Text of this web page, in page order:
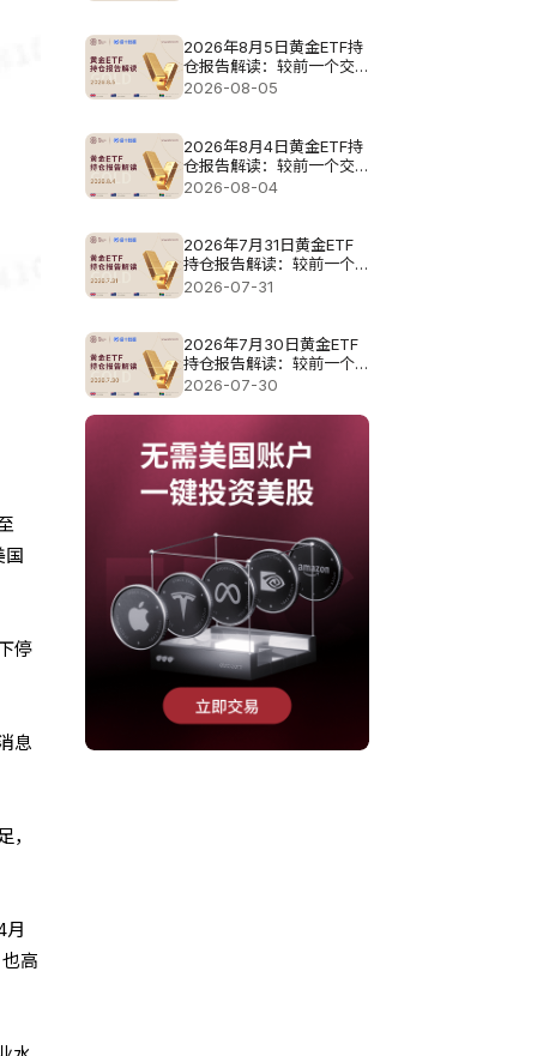
停
息
，
月
高
2026年8月5日黄金ETF持
仓报告解读：较前一个交
易日增加3.423吨
2026-08-05
2026年8月4日黄金ETF持
仓报告解读：较前一个交
易日减少1.141吨
2026-08-04
2026年7月31日黄金ETF
持仓报告解读：较前一个
交易日减少1.427吨
2026-07-31
2026年7月30日黄金ETF
持仓报告解读：较前一个
交易日增加0.571吨
2026-07-30